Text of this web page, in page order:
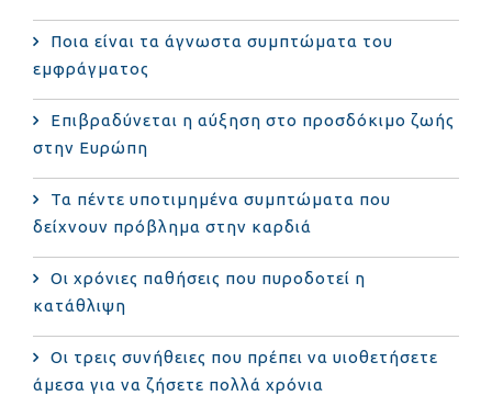
Ποια είναι τα άγνωστα συμπτώματα του
εμφράγματος
Επιβραδύνεται η αύξηση στο προσδόκιμο ζωής
στην Ευρώπη
Τα πέντε υποτιμημένα συμπτώματα που
δείχνουν πρόβλημα στην καρδιά
Οι χρόνιες παθήσεις που πυροδοτεί η
κατάθλιψη
Οι τρεις συνήθειες που πρέπει να υιοθετήσετε
άμεσα για να ζήσετε πολλά χρόνια